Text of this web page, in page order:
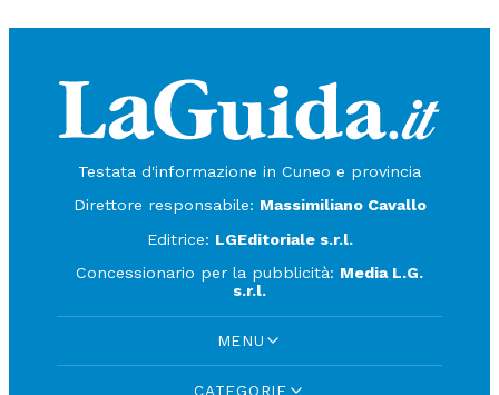
Testata d'informazione in Cuneo e provincia
Direttore responsabile: Massimiliano Cavallo
Editrice: LGEditoriale s.r.l.
Concessionario per la pubblicità: Media L.G.
s.r.l.
MENU
CATEGORIE